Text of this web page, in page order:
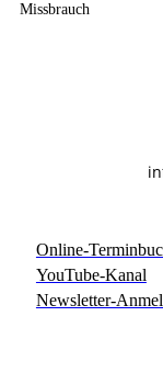
Missbrauch
Online-
YouTube-Kanal
Newsletter-